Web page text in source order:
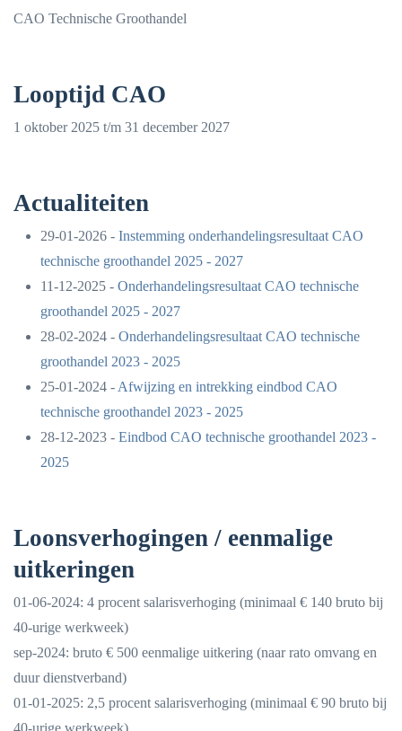
CAO Technische Groothandel
Looptijd CAO
1 oktober 2025 t/m 31 december 2027
Actualiteiten
29-01-2026 - Instemming onderhandelingsresultaat CAO
technische groothandel 2025 - 2027
11-12-2025 - Onderhandelingsresultaat CAO technische
groothandel 2025 - 2027
28-02-2024 - Onderhandelingsresultaat CAO technische
groothandel 2023 - 2025
25-01-2024 - Afwijzing en intrekking eindbod CAO
technische groothandel 2023 - 2025
28-12-2023 - Eindbod CAO technische groothandel 2023 -
2025
Loonsverhogingen / eenmalige
uitkeringen
01-06-2024: 4 procent salarisverhoging (minimaal € 140 bruto bij
40-urige werkweek)
sep-2024: bruto € 500 eenmalige uitkering (naar rato omvang en
duur dienstverband)
01-01-2025: 2,5 procent salarisverhoging (minimaal € 90 bruto bij
40-urige werkweek)